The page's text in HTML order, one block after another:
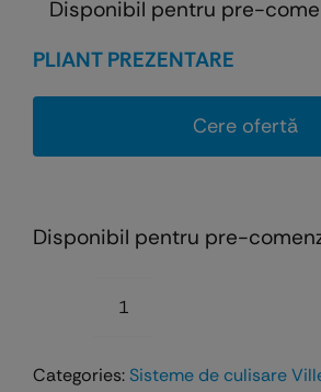
Disponibil pentru pre-
PLIANT PREZENTARE
Cere ofertă
Disponibil pentru pre-
Cantitate
pentru
Categories: Sisteme de culisare